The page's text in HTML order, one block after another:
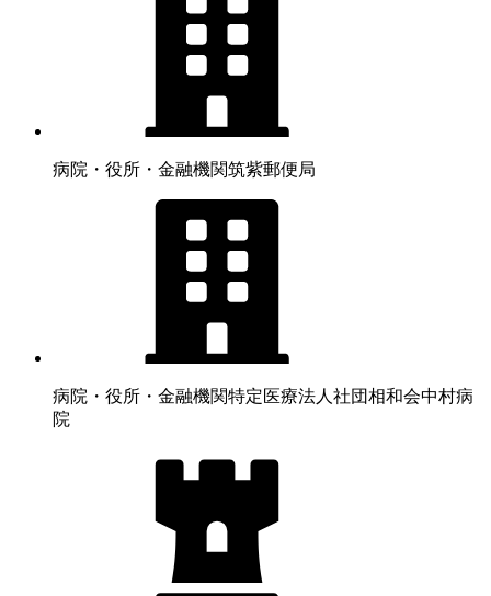
病院・役所・金融機関筑紫郵便局
病院・役所・金融機関特定医療法人社団相和会中村病
院